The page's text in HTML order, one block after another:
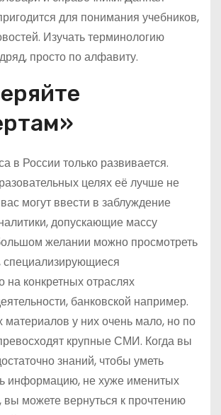
для понимания учебников,
Изучать терминологию
просто по алфавиту.
в России только развивается.
целях её лучше не
могут ввести в заблуждение
допускающие массу
желании можно просмотреть
на конкретных отраслях
банковской например.
материалов у них очень мало, но по
крупные СМИ. Когда вы
знаний, чтобы уметь
информацию, не хуже именитых
вы можете вернуться к прочтению